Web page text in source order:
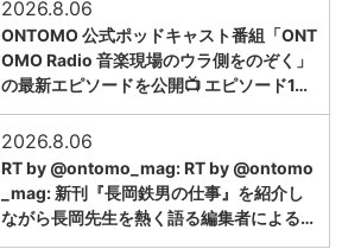
2026.8.06
ONTOMO 公式ポッドキャスト番組「ONT
OMO Radio 音楽現場のウラ側をのぞく」
の最新エピソードを公開📺 エピソード1…
2026.8.06
RT by @ontomo_mag: RT by @ontomo
_mag: 新刊『長岡鉄男の仕事』を紹介し
ながら長岡先生を熱く語る編集者による…